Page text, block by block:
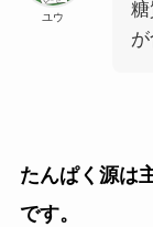
ユウ
たんぱく源は
です。